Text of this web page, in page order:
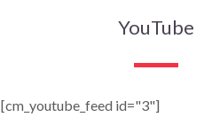
YouTube
[cm_youtube_feed id="3"]